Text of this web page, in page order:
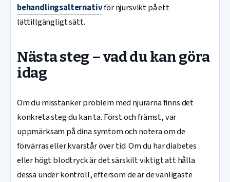
behandlingsalternativför njursvikt på ett
lättillgängligt sätt.
Nästa steg – vad du kan göra
idag
Om du misstänker problem med njurarna finns det
konkreta steg du kan ta. Först och främst, var
uppmärksam på dina symtom och notera om de
förvärras eller kvarstår över tid. Om du har diabetes
eller högt blodtryck är det särskilt viktigt att hålla
dessa under kontroll, eftersom de är de vanligaste